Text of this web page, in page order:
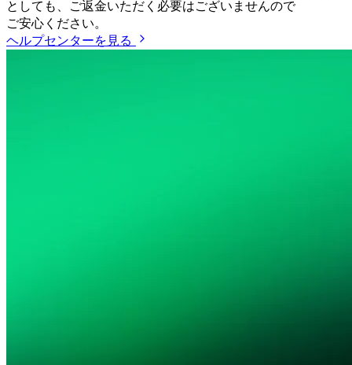
としても、 ご返金いただく 必要はございませんので
ご安心ください。
ヘルプセンターを見る